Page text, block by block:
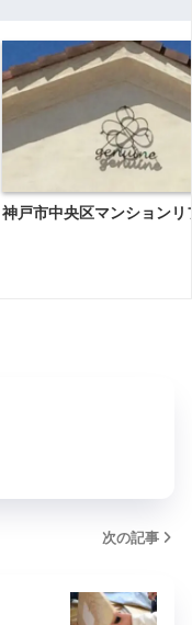
神戸市中央区マンションリ
次の記事